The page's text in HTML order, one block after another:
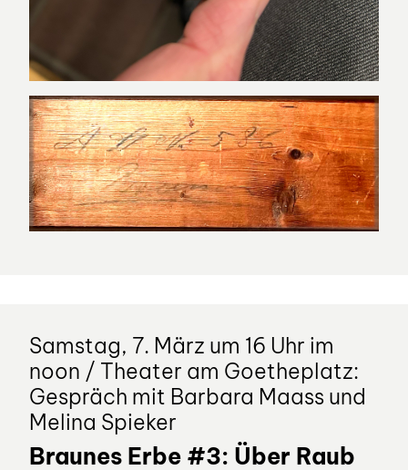
Samstag, 7. März um 16 Uhr im
noon / Theater am Goetheplatz:
Gespräch mit Barbara Maass und
Melina Spieker
Braunes Erbe #3: Über Raub